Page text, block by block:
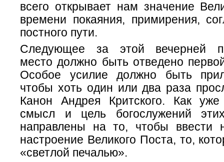
всего открывает нам значение
времени покаяния, примирения,
постного пути.
Следующее за этой вечерней
место должно быть отведено
Особое усилие должно быть
чтобы хоть один или два раза
Канон Андрея Критского. Как
смысл и цель богослужений
направлены на то, чтобы ввести
настроение Великого Поста, то,
«светлой печалью».